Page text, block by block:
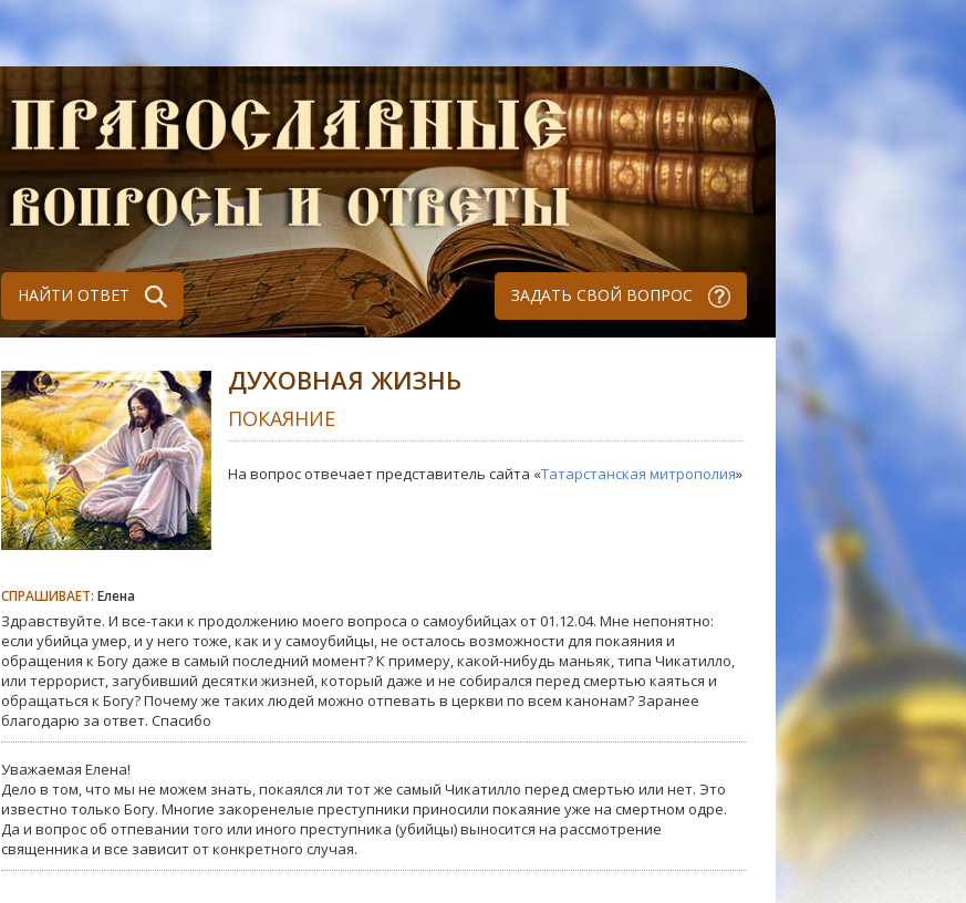
НАЙТИ ОТВЕТ ЗАДАТЬ СВОЙ ВОПРОС
ДУХОВНАЯ ЖИЗНЬ
ПОКАЯНИЕ
На вопрос отвечает представитель сайта «Татарстанская митрополия»
СПРАШИВАЕТ: Елена
Здравствуйте. И все-таки к продолжению моего вопроса о самоубийцах от 01.12.04. Мне непонятно:
если убийца умер, и у него тоже, как и у самоубийцы, не осталось возможности для покаяния и
обращения к Богу даже в самый последний момент? К примеру, какой-нибудь маньяк, типа Чикатилло,
или террорист, загубивший десятки жизней, который даже и не собирался перед смертью каяться и
обращаться к Богу? Почему же таких людей можно отпевать в церкви по всем канонам? Заранее
благодарю за ответ. Спасибо
Уважаемая Елена!
Дело в том, что мы не можем знать, покаялся ли тот же самый Чикатилло перед смертью или нет. Это
известно только Богу. Многие закоренелые преступники приносили покаяние уже на смертном одре.
Да и вопрос об отпевании того или иного преступника (убийцы) выносится на рассмотрение
священника и все зависит от конкретного случая.